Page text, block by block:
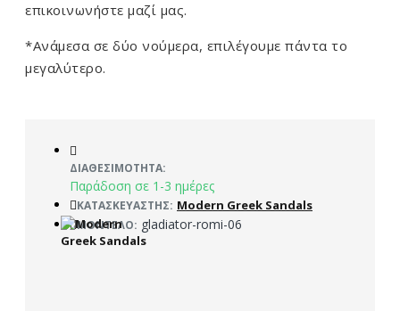
επικοινωνήστε μαζί μας.
*Ανάμεσα σε δύο νούμερα, επιλέγουμε πάντα το
μεγαλύτερο.
ΔΙΑΘΕΣΙΜΌΤΗΤΑ:
Παράδοση σε 1-3 ημέρες
ΚΑΤΑΣΚΕΥΑΣΤΉΣ: Modern Greek Sandals
ΜΟΝΤΈΛΟ: gladiator-romi-06